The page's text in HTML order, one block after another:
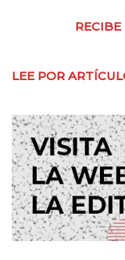
LEE POR